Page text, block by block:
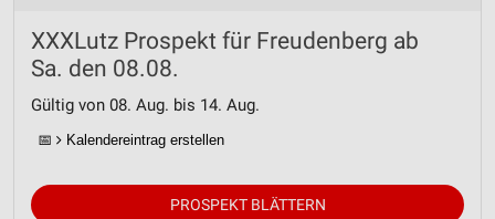
XXXLutz Prospekt für Freudenberg ab
Sa. den 08.08.
Gültig von 08. Aug. bis 14. Aug.
📅 Kalendereintrag erstellen
PROSPEKT BLÄTTERN